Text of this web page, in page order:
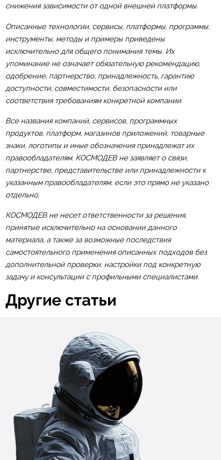
снижения зависимости от одной внешней платформы.
Описанные технологии, сервисы, платформы, программы,
инструменты, методы и примеры приведены
исключительно для общего понимания темы. Их
упоминание не означает обязательную рекомендацию,
одобрение, партнерство, принадлежность, гарантию
доступности, совместимости, безопасности или
соответствия требованиям конкретной компании.
Все названия компаний, сервисов, программных
продуктов, платформ, магазинов приложений, товарные
знаки, логотипы и иные обозначения принадлежат их
правообладателям. КОСМОДЕВ не заявляет о связи,
партнерстве, представительстве или принадлежности к
указанным правообладателям, если это прямо не указано
отдельно.
КОСМОДЕВ не несет ответственности за решения,
принятые исключительно на основании данного
материала, а также за возможные последствия
самостоятельного применения описанных подходов без
дополнительной проверки, настройки под конкретную
задачу и консультации с профильными специалистами.
Другие статьи